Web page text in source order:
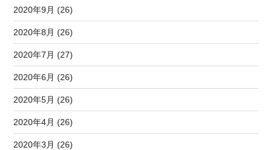
2020年9月 (26)
2020年8月 (26)
2020年7月 (27)
2020年6月 (26)
2020年5月 (26)
2020年4月 (26)
2020年3月 (26)